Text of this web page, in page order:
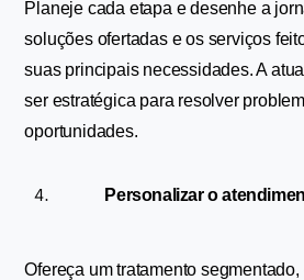
Planeje cada etapa e desenhe a
soluções ofertadas e os serviços
suas principais necessidades. A
ser estratégica para resolver
oportunidades.
Personalizar o
Ofereça um tratamento